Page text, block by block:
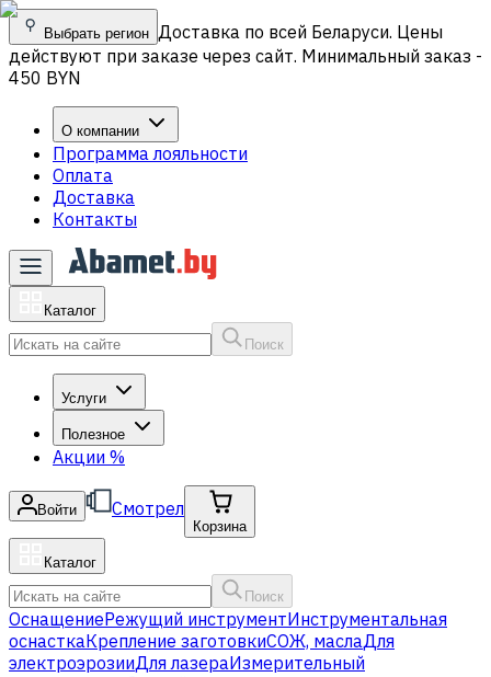
Выбрать регион Доставка по всей Беларуси. Цены
действуют при заказе через сайт. Минимальный заказ -
450 BYN
О компании
Программа лояльности
Оплата
Доставка
Контакты
Каталог
Поиск
Услуги
Полезное
Акции %
Войти Смотрел
Корзина
Каталог
Поиск
ОснащениеРежущий инструментИнструментальная
оснасткаКрепление заготовкиСОЖ, маслаДля
электроэрозииДля лазераИзмерительный